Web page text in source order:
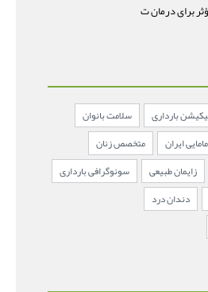
برای درمان ت
بارداری
سلامت بانوان
ایران
متخصص زنان
زایمان طبیعی
سونوگرافی بارداری
دندان درد